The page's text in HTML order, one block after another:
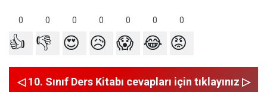
0 0 0 0 0 0 0
👍 👎 😍 😥 😱 😂 😡
◁ 10. Sınıf Ders Kitabı cevapları için tıklayınız ▷